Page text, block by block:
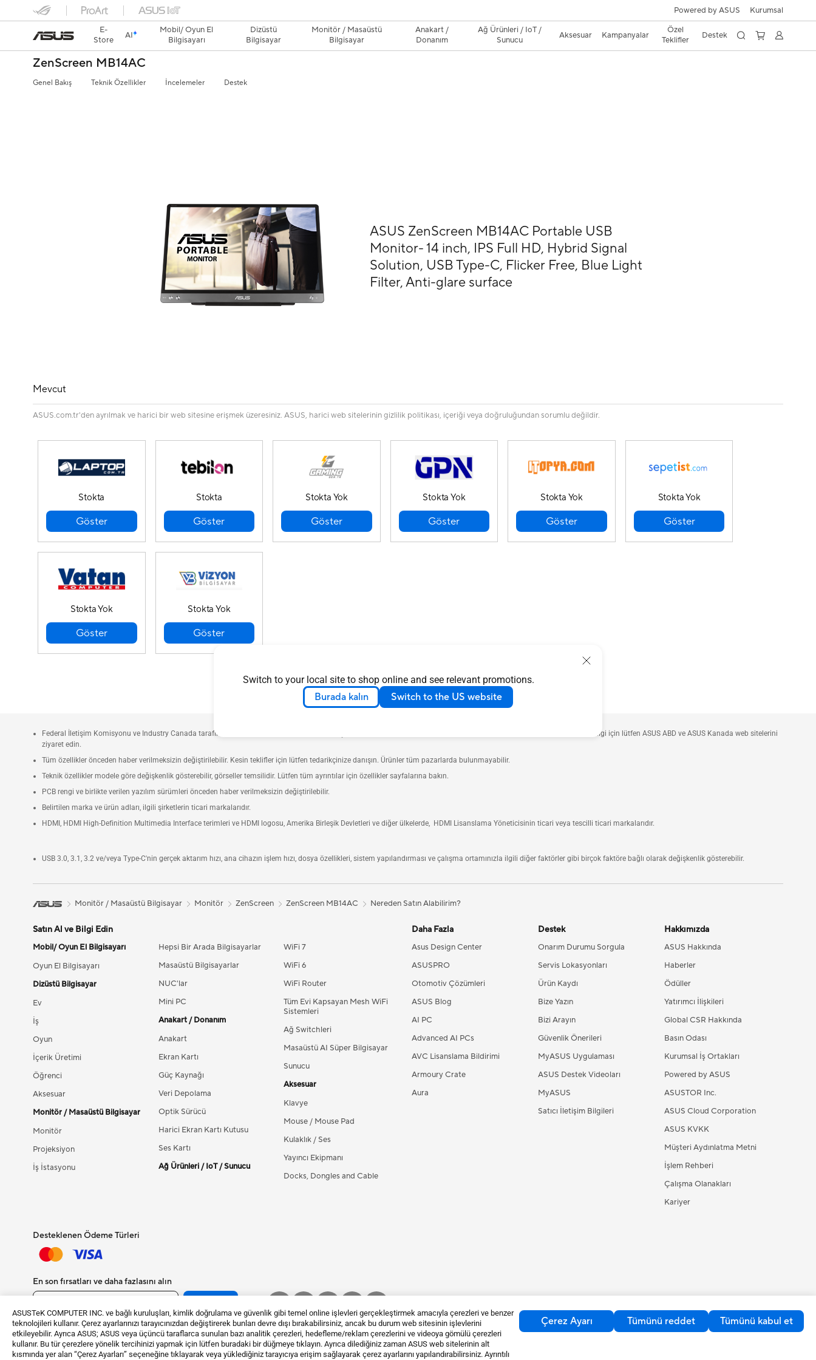
ASUSTeK COMPUTER INC. ve bağlı kuruluşları, kimlik doğrulama ve güvenlik gibi temel online işlevleri gerçekleştirmek amacıyla çerezleri ve benzer
teknolojileri kullanır. Çerez ayarlarınızı tarayıcınızdan değiştirerek bunları devre dışı bırakabilirsiniz, ancak bu durum web sitesinin işlevlerini
etkileyebilir. Ayrıca ASUS; ASUS veya üçüncü taraflarca sunulan bazı analitik çerezleri, hedefleme/reklam çerezlerini ve videoya gömülü çerezleri
kullanır. Bu tür çerezlere yönelik tercihinizi yapmak için lütfen buradaki bir düğmeye tıklayın. Ayrıca dilediğiniz zaman ASUS web sitelerinin alt
kısmında yer alan “Çerez Ayarları” seçeneğine tıklayarak veya yüklediğiniz tarayıcıya erişim sağlayarak çerez ayarlarını yapılandırabilirsiniz. Ayrıntılı
Çerez Ayarı Tümünü reddet Tümünü kabul et
Switch to your local site to shop online and see relevant promotions.
Burada kalın Switch to the US website
Powered by ASUS
Kurumsal
E-
Store
AI
Mobil/ Oyun El
Bilgisayarı
Dizüstü
Bilgisayar
Monitör / Masaüstü
Bilgisayar
Anakart /
Donanım
Ağ Ürünleri / IoT /
Sunucu
Aksesuar Kampanyalar
Özel
Teklifler
Destek
ZenScreen MB14AC
Genel Bakış Teknik Özellikler İncelemeler Destek
ASUS ZenScreen MB14AC Portable USB
Monitor- 14 inch, IPS Full HD, Hybrid Signal
Solution, USB Type-C, Flicker Free, Blue Light
Filter, Anti-glare surface
Mevcut
ASUS.com.tr'den ayrılmak ve harici bir web sitesine erişmek üzeresiniz. ASUS, harici web sitelerinin gizlilik politikası, içeriği veya doğruluğundan sorumlu değildir.
Stokta
Göster
Stokta
Göster
Stokta Yok
Göster
Stokta Yok
Göster
Stokta Yok
Göster
Stokta Yok
Göster
Stokta Yok
Göster
Stokta Yok
Göster
Federal İletişim Komisyonu ve Industry Canada tarafından onaylanan ürünler Amerika Birleşik Devletleri ve Kanada'da dağıtılacaktır. Yerel olan mevcut ürünler hakkında bilgi için lütfen ASUS ABD ve ASUS Kanada web sitelerini
ziyaret edin.
Tüm özellikler önceden haber verilmeksizin değiştirilebilir. Kesin teklifler için lütfen tedarikçinize danışın. Ürünler tüm pazarlarda bulunmayabilir.
Teknik özellikler modele göre değişkenlik gösterebilir, görseller temsilidir. Lütfen tüm ayrıntılar için özellikler sayfalarına bakın.
PCB rengi ve birlikte verilen yazılım sürümleri önceden haber verilmeksizin değiştirilebilir.
Belirtilen marka ve ürün adları, ilgili şirketlerin ticari markalarıdır.
HDMI, HDMI High-Definition Multimedia Interface terimleri ve HDMI logosu, Amerika Birleşik Devletleri ve diğer ülkelerde, HDMI Lisanslama Yöneticisinin ticari veya tescilli ticari markalarıdır.
USB 3.0, 3.1, 3.2 ve/veya Type-C'nin gerçek aktarım hızı, ana cihazın işlem hızı, dosya özellikleri, sistem yapılandırması ve çalışma ortamınızla ilgili diğer faktörler gibi birçok faktöre bağlı olarak değişkenlik gösterebilir.
Monitör / Masaüstü Bilgisayar Monitör ZenScreen ZenScreen MB14AC Nereden Satın Alabilirim?
Satın Al ve Bilgi Edin
Mobil/ Oyun El Bilgisayarı
Oyun El Bilgisayarı
Dizüstü Bilgisayar
Ev
İş
Oyun
İçerik Üretimi
Öğrenci
Aksesuar
Monitör / Masaüstü Bilgisayar
Monitör
Projeksiyon
İş İstasyonu
Hepsi Bir Arada Bilgisayarlar
Masaüstü Bilgisayarlar
NUC'lar
Mini PC
Anakart / Donanım
Anakart
Ekran Kartı
Güç Kaynağı
Veri Depolama
Optik Sürücü
Harici Ekran Kartı Kutusu
Ses Kartı
Ağ Ürünleri / IoT / Sunucu
WiFi 7
WiFi 6
WiFi Router
Tüm Evi Kapsayan Mesh WiFi
Sistemleri
Ağ Switchleri
Masaüstü AI Süper Bilgisayar
Sunucu
Aksesuar
Klavye
Mouse / Mouse Pad
Kulaklık / Ses
Yayıncı Ekipmanı
Docks, Dongles and Cable
Daha Fazla
Asus Design Center
ASUSPRO
Otomotiv Çözümleri
ASUS Blog
AI PC
Advanced AI PCs
AVC Lisanslama Bildirimi
Armoury Crate
Aura
Destek
Onarım Durumu Sorgula
Servis Lokasyonları
Ürün Kaydı
Bize Yazın
Bizi Arayın
Güvenlik Önerileri
MyASUS Uygulaması
ASUS Destek Videoları
MyASUS
Satıcı İletişim Bilgileri
Hakkımızda
ASUS Hakkında
Haberler
Ödüller
Yatırımcı İlişkileri
Global CSR Hakkında
Basın Odası
Kurumsal İş Ortakları
Powered by ASUS
ASUSTOR Inc.
ASUS Cloud Corporation
ASUS KVKK
Müşteri Aydınlatma Metni
İşlem Rehberi
Çalışma Olanakları
Kariyer
Desteklenen Ödeme Türleri
En son fırsatları ve daha fazlasını alın
©ASUSTeK Computer Inc. Bütün Hakları Saklıdır. Kullanım Koşulları Gizlilik Koşulları Çerez Ayarı